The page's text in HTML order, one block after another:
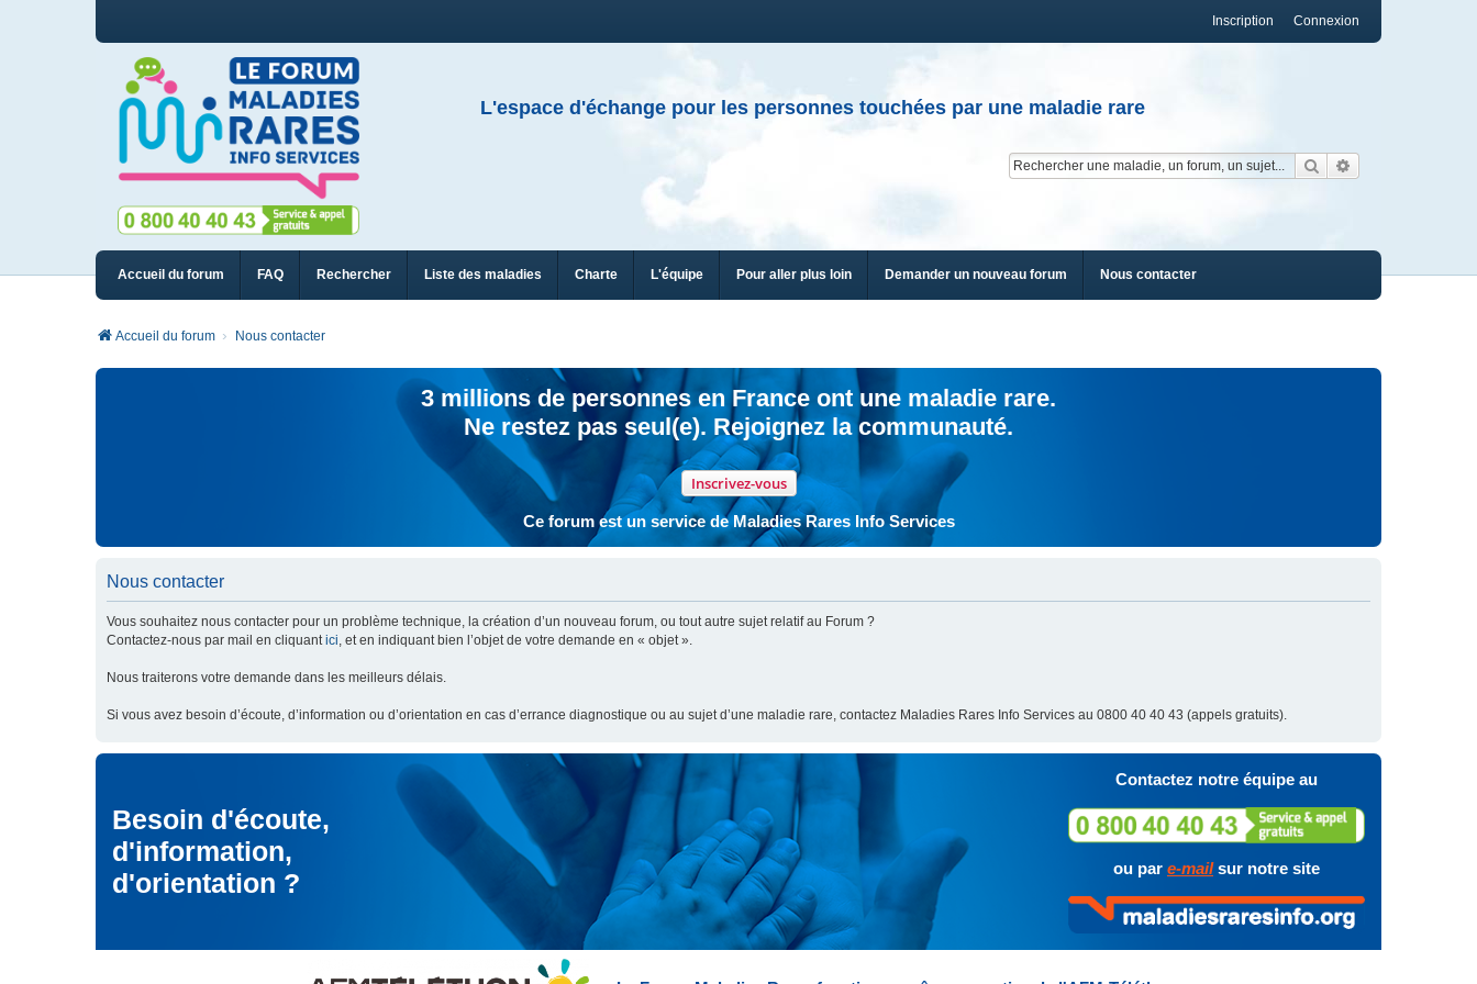
Connexion
Inscription
L'espace d'échange pour les personnes touchées par une maladie rare
Rechercher
Accueil du forum FAQ Rechercher Liste des maladies Charte L'équipe Pour aller plus loin Demander un nouveau forum Nous contacter
Accueil du forum Nous contacter
3 millions de personnes en France ont une maladie rare.
Ne restez pas seul(e). Rejoignez la communauté.
Inscrivez-vous
Ce forum est un service de Maladies Rares Info Services
Nous contacter
Vous souhaitez nous contacter pour un problème technique, la création d’un nouveau forum, ou tout autre sujet relatif au Forum ?
Contactez-nous par mail en cliquantici, et en indiquant bien l’objet de votre demande en « objet ».
Nous traiterons votre demande dans les meilleurs délais.
Si vous avez besoin d’écoute, d’information ou d’orientation en cas d’errance diagnostique ou au sujet d’une maladie rare, contactez Maladies Rares Info Services au 0800 40 40 43 (appels gratuits).
Besoin d'écoute,
d'information,
d'orientation ?
Contactez notre équipe au
ou par e-mailsur notre site